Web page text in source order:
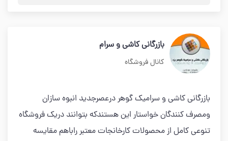
بازرگانی کاشی و سرام
کانال فروشگاه
بازرگانی کاشی و سرامیک گوهر درعصرجدید انبوه سازان
ومصرف کنندگان خواستار این هستندکه بتوانند دریک فروشگاه
تنوعی کامل از محصولات کارخانجات معتبر راباهم مقایسه